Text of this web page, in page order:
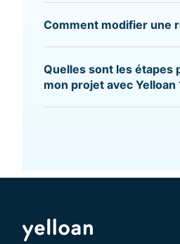
Comment modifier une
Quelles sont les étapes
mon projet avec Yelloan